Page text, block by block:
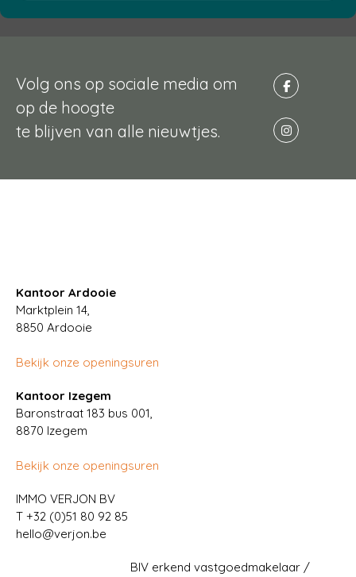
Volg ons op sociale media om
op de hoogte
te blijven van alle nieuwtjes.
Kantoor Ardooie
Marktplein 14,
8850 Ardooie
Bekijk onze openingsuren
Kantoor Izegem
Baronstraat 183 bus 001,
8870 Izegem
Bekijk onze openingsuren
IMMO VERJON BV
T +32 (0)51 80 92 85
hello@verjon.be
BIV erkend vastgoedmakelaar /